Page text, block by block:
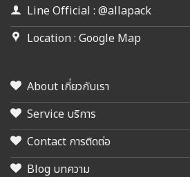
Line Official : @allapack
Location : Google Map
About เกี่ยวกับเรา
Service บริการ
Contact การติดต่อ
Blog บทความ